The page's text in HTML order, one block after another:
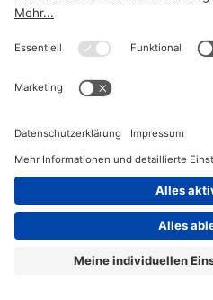
Branche reagiert und das
WEITERLESEN
2026 ©
DATENSCHUTZ OFFENLEGUNG